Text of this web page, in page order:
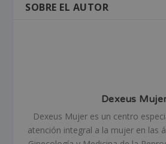
SOBRE EL AUTOR
Dexeus
Dexeus Mujer es un centro
atención integral a la mujer en las